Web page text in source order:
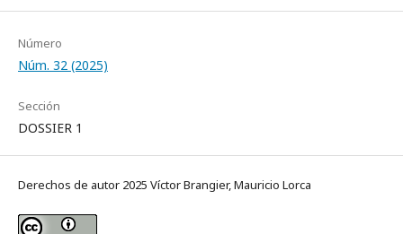
Número
Núm. 32 (2025)
Sección
DOSSIER 1
Derechos de autor 2025 Víctor Brangier, Mauricio Lorca